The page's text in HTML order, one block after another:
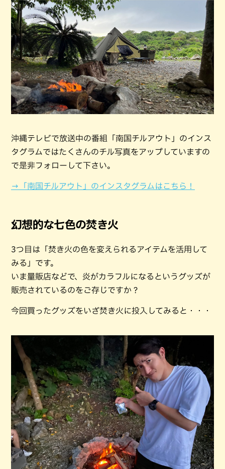
沖縄テレビで放送中の番組「南国チルアウト」のインス
タグラムではたくさんのチル写真をアップしていますの
で是非フォローして下さい。
→「南国チルアウト」のインスタグラムはこちら！
幻想的な七色の焚き火
3つ目は「焚き火の色を変えられるアイテムを活用して
みる」です。
いま量販店などで、炎がカラフルになるというグッズが
販売されているのをご存じですか？
今回買ったグッズをいざ焚き火に投入してみると・・・